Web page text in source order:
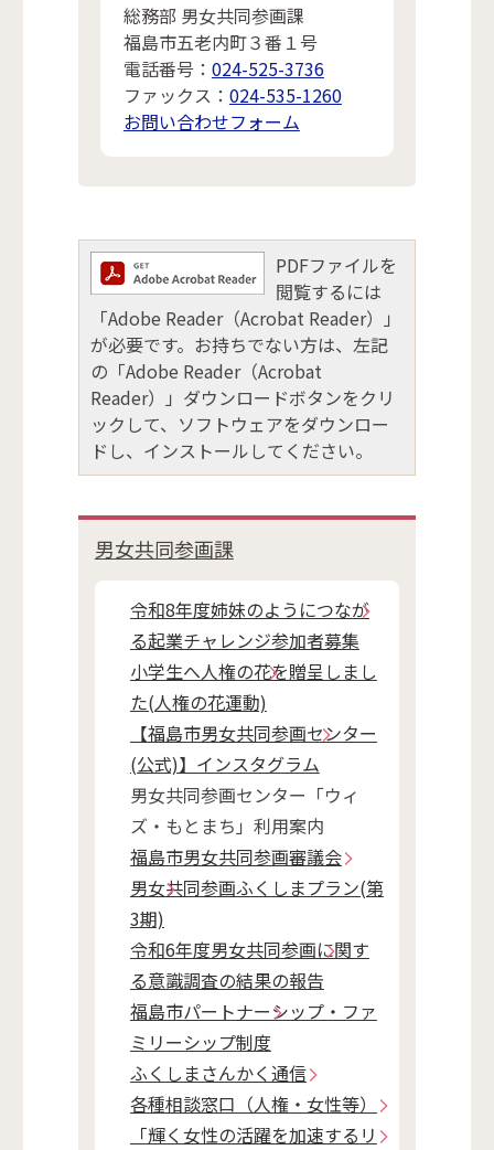
総務部 男女共同参画課
福島市五老内町３番１号
電話番号： 024-525-3736
ファックス： 024-535-1260
お問い合わせフォーム
PDFファイルを
閲覧するには
「Adobe Reader（Acrobat Reader）」
が必要です。お持ちでない方は、左記
の「Adobe Reader（Acrobat
Reader）」ダウンロードボタンをクリ
ックして、ソフトウェアをダウンロー
ドし、インストールしてください。
男女共同参画課
令和8年度姉妹のようにつなが
る起業チャレンジ参加者募集
小学生へ人権の花を贈呈しまし
た(人権の花運動)
【福島市男女共同参画センター
(公式)】インスタグラム
男女共同参画センター「ウィ
ズ・もとまち」利用案内
福島市男女共同参画審議会
男女共同参画ふくしまプラン(第
3期)
令和6年度男女共同参画に関す
る意識調査の結果の報告
福島市パートナーシップ・ファ
ミリーシップ制度
ふくしまさんかく通信
各種相談窓口（人権・女性等）
「輝く女性の活躍を加速するリ